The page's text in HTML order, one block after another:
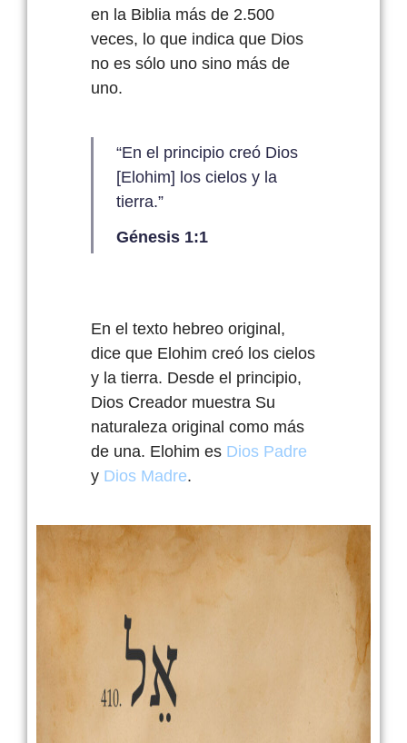
en la Biblia más de 2.500
veces, lo que indica que Dios
no es sólo uno sino más de
uno.
“En el principio creó Dios
[Elohim] los cielos y la
tierra.”
Génesis 1:1
En el texto hebreo original,
dice que Elohim creó los cielos
y la tierra. Desde el principio,
Dios Creador muestra Su
naturaleza original como más
de una. Elohim es Dios Padre
y Dios Madre.